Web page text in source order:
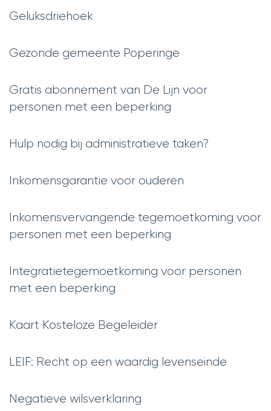
Geluksdriehoek
Gezonde gemeente Poperinge
Gratis abonnement van De Lijn voor
personen met een beperking
Hulp nodig bij administratieve taken?
Inkomensgarantie voor ouderen
Inkomensvervangende tegemoetkoming voor
personen met een beperking
Integratietegemoetkoming voor personen
met een beperking
Kaart Kosteloze Begeleider
LEIF: Recht op een waardig levenseinde
Negatieve wilsverklaring